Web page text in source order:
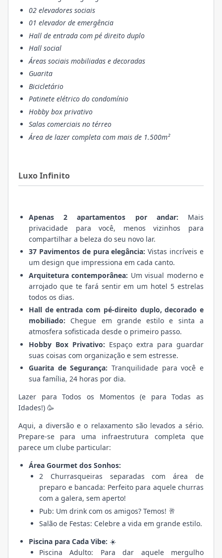
02 elevadores sociais
01 elevador de emergência
Hall de entrada com pé direito duplo
Hall social
Áreas sociais mobiliadas e decoradas
Guarita
Bicicletário
Patinete elétrico do condomínio
Hobby box privativo
Salas comerciais no térreo
Área de lazer completa com mais de 1.500m²
Luxo Infinito
Apenas 2 apartamentos por andar: Mais
privacidade para você, menos vizinhos para
compartilhar a beleza do seu novo lar.
37 Pavimentos de pura elegância: Vistas incríveis e
um design que impressiona em cada canto.
Arquitetura contemporânea: Um visual moderno e
arrojado que te fará sentir em um hotel 5 estrelas
todos os dias.
Hall de entrada com pé-direito duplo, decorado e
mobiliado: Chegue em grande estilo e sinta a
atmosfera sofisticada desde o primeiro passo.
Hobby Box Privativo: Espaço extra para guardar
suas coisas com organização e sem estresse.
Guarita de Segurança: Tranquilidade para você e
sua família, 24 horas por dia.
Lazer para Todos os Momentos (e para Todas as
Idades!) 🥳
Aqui, a diversão e o relaxamento são levados a sério.
Prepare-se para uma infraestrutura completa que
parece um clube particular:
Área Gourmet dos Sonhos:
2 Churrasqueiras separadas com área de
preparo e bancada: Perfeito para aquele churras
com a galera, sem aperto!
Pub: Um drink com os amigos? Temos! 🥂
Salão de Festas: Celebre a vida em grande estilo.
Piscina para Cada Vibe: ☀️
Piscina Adulto: Para dar aquele mergulho